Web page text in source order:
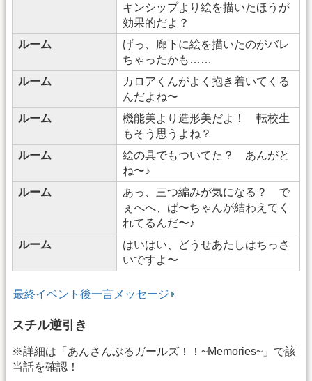
キンシップより絵を描いたほうが
効果的だよ？
ルーム
げっ、廊下に絵を描いたのがバレ
ちゃったかも……
ルーム
カロアくんがよく抱き着いてくる
んだよね〜
ルーム
機能美より造形美だよ！ 転校生
もそう思うよね？
ルーム
絵の具でもついてた？ あんがと
ね〜♪
ルーム
あっ、三つ編みが気になる？ で
ぇへへ、ば〜ちゃんが結わえてく
れてるんだ〜♪
ルーム
はいはい、どうせあたしはちっさ
いですよ〜
最終イベント後一言メッセージ
スチル逆引き
※詳細は「あんさんぶるガールズ！！~Memories~」で該
当話を確認！